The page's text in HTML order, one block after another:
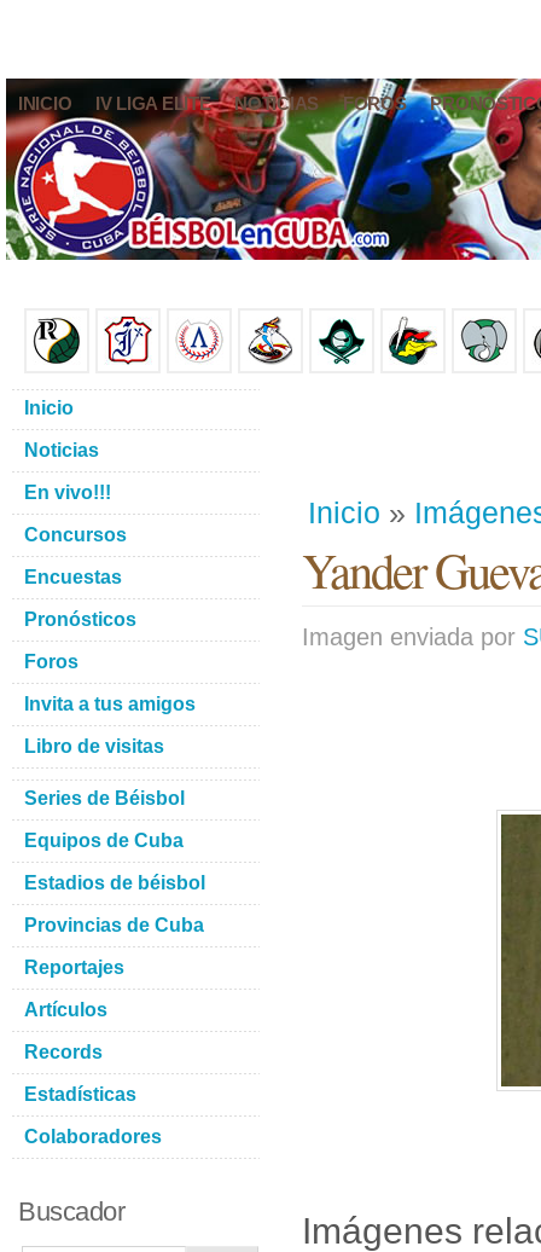
INICIO IV LIGA ELITE NOTICIAS FOROS
Inicio »
Yander
Imagen enviada por
Imágenes
Inicio
Noticias
En vivo!!!
Concursos
Encuestas
Pronósticos
Foros
Invita a tus amigos
Libro de visitas
Series de Béisbol
Equipos de Cuba
Estadios de béisbol
Provincias de Cuba
Reportajes
Artículos
Records
Estadísticas
Colaboradores
Buscador